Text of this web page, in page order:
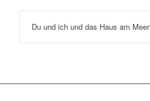
Du und ich und das Haus am Meer